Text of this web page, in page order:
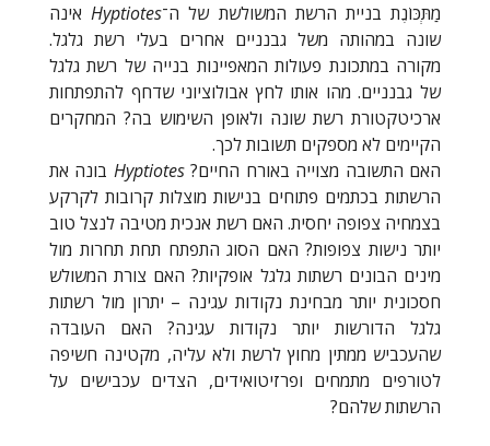
מַתְּכּוֹנֶת בניית הרשת המשולשת של ה־Hyptiotes אינה
שונה במהותה משל גבנניים אחרים בעלי רשת גלגל.
מקורה במתכונת פעולות המאפיינות בנייה של רשת גלגל
של גבנניים. מהו אותו לחץ אבולוציוני שדחף להתפתחות
ארכיטקטורת רשת שונה ולאופן השימוש בה? המחקרים
הקיימים לא מספקים תשובות לכך.
האם התשובה מצוייה באורח החיים?Hyptiotes בונה את
הרשתות בכתמים פתוחים בנישות מוצלות קרובות לקרקע
בצמחיה צפופה יחסית. האם רשת אנכית מטיבה לנצל טוב
יותר נישות צפופות? האם הסוג התפתח תחת תחרות מול
מינים הבונים רשתות גלגל אופקיות? האם צורת המשולש
חסכונית יותר מבחינת נקודות עגינה – יתרון מול רשתות
גלגל הדורשות יותר נקודות עגינה? האם העובדה
שהעכביש ממתין מחוץ לרשת ולא עליה, מקטינה חשיפה
לטורפים מתמחים ופרזיטואידים, הצדים עכבישים על
הרשתות שלהם?